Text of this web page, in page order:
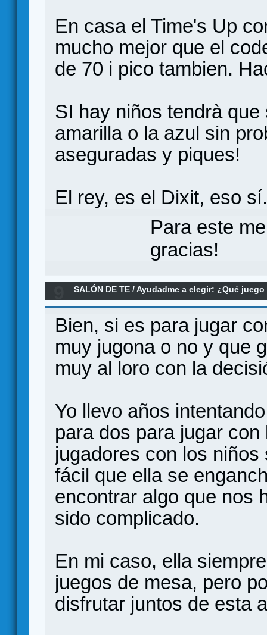
En casa el Time's Up
mucho mejor que el
de 70 i pico tambien.
SI hay niños tendrà
amarilla o la azul sin
aseguradas y piques!
El rey, es el Dixit, eso sí.
Para este
gracias!
SALÓN DE TE /Ayudadme a elegir: ¿Qué
Bien, si es para jugar
muy jugona o no y que
muy al loro con la
Yo llevo años
para dos para jugar
jugadores con los
fácil que ella se
encontrar algo que nos
sido complicado.
En mi caso, ella
juegos de mesa, pero
disfrutar juntos de esta